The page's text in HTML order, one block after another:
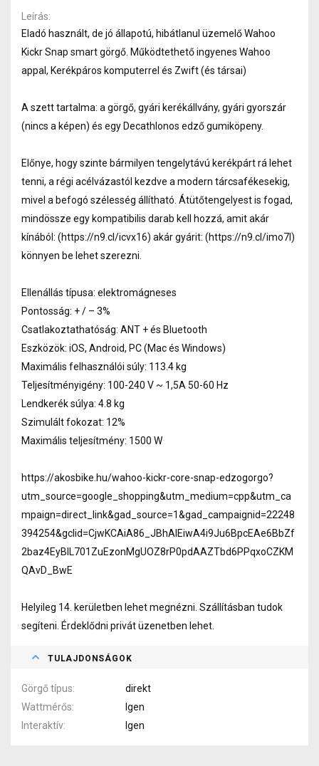
Leírás
Eladó használt, de jó állapotú, hibátlanul üzemelő Wahoo
Kickr Snap smart görgő. Működtethető ingyenes Wahoo
appal, Kerékpáros komputerrel és Zwift (és társai)
A szett tartalma: a görgő, gyári kerékállvány, gyári gyorszár
(nincs a képen) és egy Decathlonos edző gumiköpeny.
Előnye, hogy szinte bármilyen tengelytávú kerékpárt rá lehet
tenni, a régi acélvázastól kezdve a modern tárcsafékesekig,
mivel a befogó szélesség állítható. Átütőtengelyest is fogad,
mindössze egy kompatibilis darab kell hozzá, amit akár
kínából: (https://n9.cl/icvx16) akár gyárit: (https://n9.cl/imo7l)
könnyen be lehet szerezni.
Ellenállás típusa: elektromágneses
Pontosság: + / – 3%
Csatlakoztathatóság: ANT + és Bluetooth
Eszközök: iOS, Android, PC (Mac és Windows)
Maximális felhasználói súly: 113.4 kg
Teljesítményigény: 100-240 V ~ 1,5A 50-60 Hz
Lendkerék súlya: 4.8 kg
Szimulált fokozat: 12%
Maximális teljesítmény: 1500 W
https://akosbike.hu/wahoo-kickr-core-snap-edzogorgo?
utm_source=google_shopping&utm_medium=cpp&utm_ca
mpaign=direct_link&gad_source=1&gad_campaignid=22248
394254&gclid=CjwKCAiA86_JBhAIEiwA4i9Ju6BpcEAe6BbZf
2baz4EyBIL701ZuEzonMgUOZ8rP0pdAAZTbd6PPqxoCZKM
QAvD_BwE
Helyileg 14. kerületben lehet megnézni. Szállításban tudok
segíteni. Érdeklődni privát üzenetben lehet.
TULAJDONSÁGOK
Görgő típus
direkt
Wattmérős
Igen
Interaktív
Igen